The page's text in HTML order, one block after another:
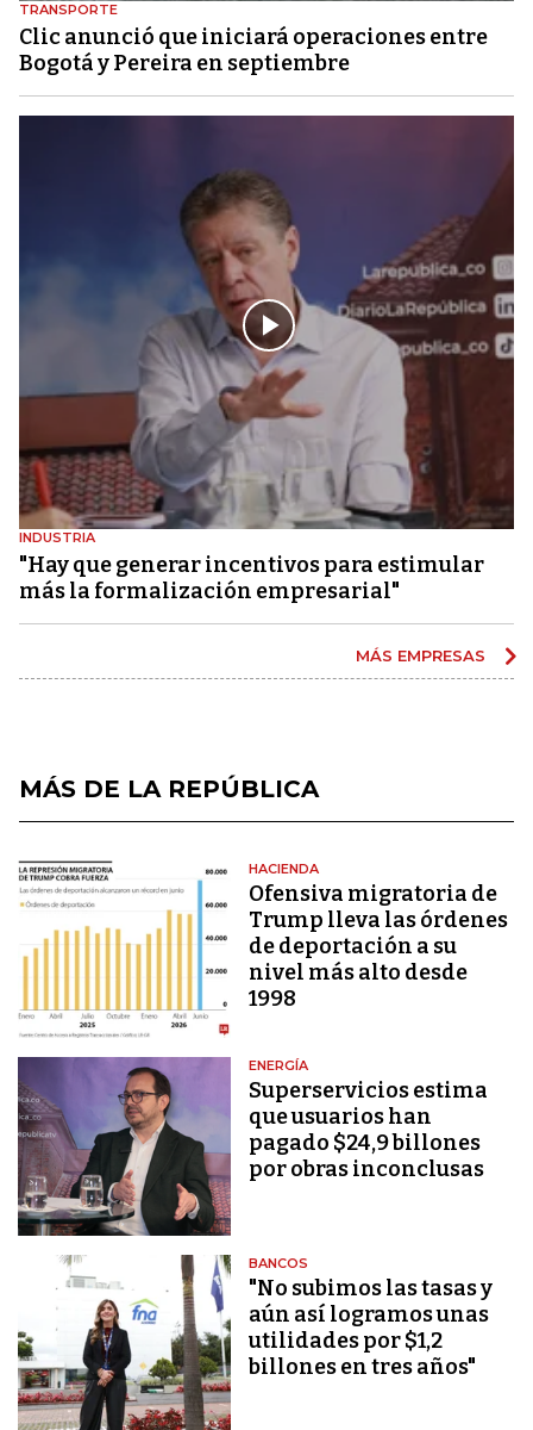
TRANSPORTE
Clic anunció que iniciará operaciones entre
Bogotá y Pereira en septiembre
INDUSTRIA
"Hay que generar incentivos para estimular
más la formalización empresarial"
MÁS EMPRESAS
MÁS DE LA REPÚBLICA
HACIENDA
Ofensiva migratoria de
Trump lleva las órdenes
de deportación a su
nivel más alto desde
1998
ENERGÍA
Superservicios estima
que usuarios han
pagado $24,9 billones
por obras inconclusas
BANCOS
"No subimos las tasas y
aún así logramos unas
utilidades por $1,2
billones en tres años"